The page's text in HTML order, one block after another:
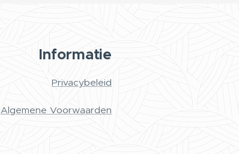
Informatie
Privacybeleid
Algemene Voorwaarden